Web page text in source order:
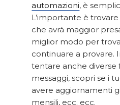
automazioni, è
L’importante è
che avrà maggior
miglior modo per
continuare a provare.
tentare anche diverse
messaggi, scopri se i
avere aggiornamenti
mensili, ecc. ecc.